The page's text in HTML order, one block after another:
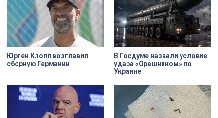
Юрген Клопп возглавил
сборную Германии
В Госдуме назвали условие
удара «Орешником» по
Украине